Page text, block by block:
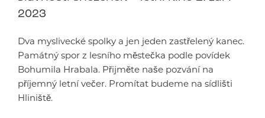
2023
Dva myslivecké spolky a jen jeden zastřelený kanec.
Památný spor z lesního městečka podle povídek
Bohumila Hrabala. Přijměte naše pozvání na
příjemný letní večer. Promítat budeme na sídlišti
Hliniště.